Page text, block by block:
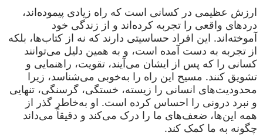
ارزش عظیمی در کسانی است که راه زیادی پیموده‌اند،
دردهای واقعی را تجربه کرده‌اند و از زندگی خود
آموخته‌اند. این افراد حساسیتی دارند که نه از کتاب‌ها، بلکه
از تجربه به دست آمده است، و به همین دلیل می‌توانند
کسانی را که پس از ایشان می‌آیند، تقویت، راهنمایی و
تشویق کنند. مسیح این راه را به‌خوبی می‌شناسد، زیرا
محدودیت‌های انسانی را زیسته، خستگی، گرسنگی، تنهایی
و نبرد درونی را احساس کرده است. او به‌خاطر گذر از
همه این‌ها، ضعف‌های ما را درک می‌کند و دقیقاً می‌داند
چگونه به ما کمک کند.